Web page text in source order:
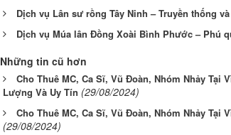
Dịch vụ Lân sư rồng Tây Ninh – Truyền thống
Dịch vụ Múa lân Đồng Xoài Bình Phước – Phú
Những tin cũ hơn
Cho Thuê MC, Ca Sĩ, Vũ Đoàn, Nhóm Nhảy Tại
Lượng Và Uy Tín (29/08/2024)
Cho Thuê MC, Ca Sĩ, Vũ Đoàn, Nhóm Nhảy Tại
(29/08/2024)